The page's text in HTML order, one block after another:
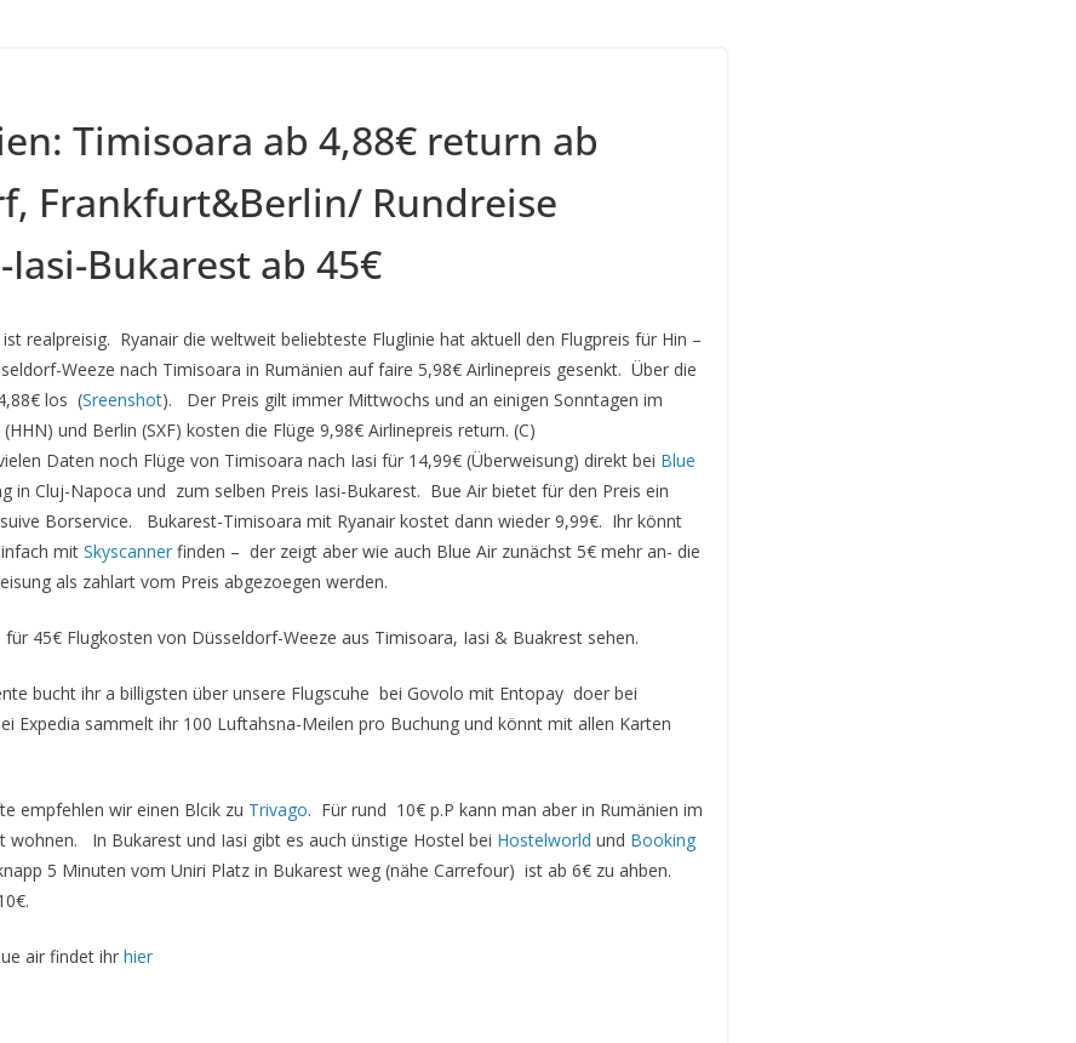
Timisoara ab 4,88€ return ab
Frankfurt&Berlin/ Rundreise
Bukarest ab 45€
realpreisig. Ryanair die weltweit beliebteste Fluglinie hat aktuell den Flugpreis für Hin –
Weeze nach Timisoara in Rumänien auf faire 5,98€ Airlinepreis gesenkt. Über die
los (Sreenshot). Der Preis gilt immer Mittwochs und an einigen Sonntagen im
und Berlin (SXF) kosten die Flüge 9,98€ Airlinepreis return. (C)
Daten noch Flüge von Timisoara nach Iasi für 14,99€ (Überweisung) direkt bei Blue
in Cluj-Napoca und zum selben Preis Iasi-Bukarest. Bue Air bietet für den Preis ein
Borservice. Bukarest-Timisoara mit Ryanair kostet dann wieder 9,99€. Ihr könnt
mit Skyscanner finden – der zeigt aber wie auch Blue Air zunächst 5€ mehr an- die
als zahlart vom Preis abgezoegen werden.
45€ Flugkosten von Düsseldorf-Weeze aus Timisoara, Iasi & Buakrest sehen.
bucht ihr a billigsten über unsere Flugscuhe bei Govolo mit Entopay doer bei
Expedia sammelt ihr 100 Luftahsna-Meilen pro Buchung und könnt mit allen Karten
empfehlen wir einen Blcik zu Trivago. Für rund 10€ p.P kann man aber in Rumänien im
wohnen. In Bukarest und Iasi gibt es auch ünstige Hostel bei Hostelworld und Booking
5 Minuten vom Uniri Platz in Bukarest weg (nähe Carrefour) ist ab 6€ zu ahben.
air findet ihr hier